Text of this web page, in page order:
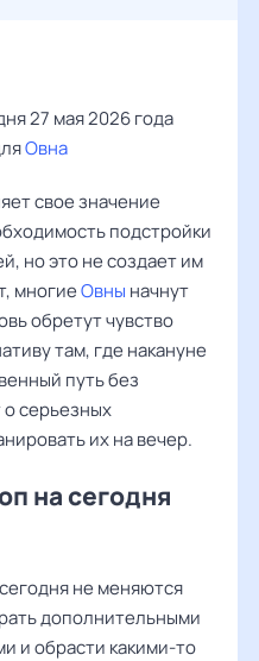
27 мая 2026 года
Овна
свое значение
подстройки
но это не создает им
многиеОвны начнут
обретут чувство
там, где накануне
путь без
о серьезных
их на вечер.
на сегодня
сегодня не меняются
дополнительными
и обрасти какими-то